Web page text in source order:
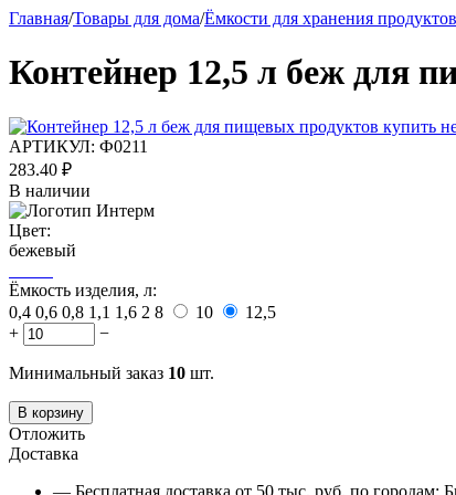
Главная/Товары для дома/Ёмкости для хранения продуктов
Контейнер 12,5 л беж для
АРТИКУЛ: Ф0211
283.40 ₽
В наличии
Цвет:
бежевый
Ёмкость изделия, л:
0,4 0,6 0,8 1,1 1,6 2 8 10
12,5
+
−
Минимальный заказ 10 шт.
В корзину
Отложить
Доставка
— Бесплатная доставка от 50 тыс. руб. по городам: